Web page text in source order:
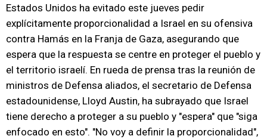
Estados Unidos ha evitado este jueves pedir
explícitamente proporcionalidad a Israel en su ofensiva
contra Hamás en la Franja de Gaza, asegurando que
espera que la respuesta se centre en proteger el pueblo y
el territorio israelí. En rueda de prensa tras la reunión de
ministros de Defensa aliados, el secretario de Defensa
estadounidense, Lloyd Austin, ha subrayado que Israel
tiene derecho a proteger a su pueblo y "espera" que "siga
enfocado en esto". "No voy a definir la proporcionalidad",